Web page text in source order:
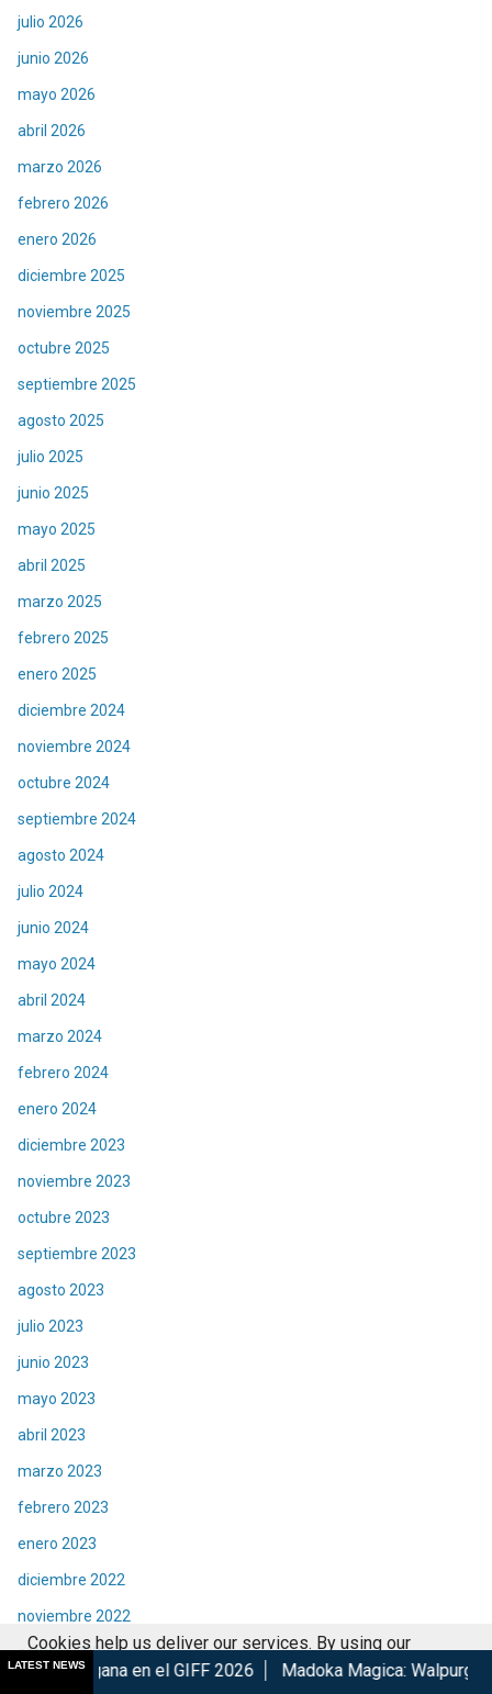
julio 2026
junio 2026
mayo 2026
abril 2026
marzo 2026
febrero 2026
enero 2026
diciembre 2025
noviembre 2025
octubre 2025
septiembre 2025
agosto 2025
julio 2025
junio 2025
mayo 2025
abril 2025
marzo 2025
febrero 2025
enero 2025
diciembre 2024
noviembre 2024
octubre 2024
septiembre 2024
agosto 2024
julio 2024
junio 2024
mayo 2024
abril 2024
marzo 2024
febrero 2024
enero 2024
diciembre 2023
noviembre 2023
octubre 2023
septiembre 2023
agosto 2023
julio 2023
junio 2023
mayo 2023
abril 2023
marzo 2023
febrero 2023
enero 2023
diciembre 2022
noviembre 2022
octubre 2022
LATEST NEWS
el GIFF 2026 Madoka Magica: Walpurgisnacht Rising
Cookies help us deliver our services. By using our
services, you agree to our use of cookies.
Got it